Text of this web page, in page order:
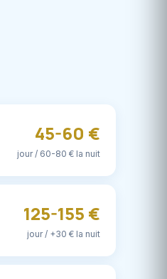
45-60 €
jour / 60-80 € la nuit
125-155 €
jour / +30 € la nuit